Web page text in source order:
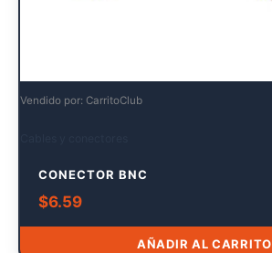
Vendido por: CarritoClub
CONECTOR BNC
$6.59
AÑADIR AL CARRITO